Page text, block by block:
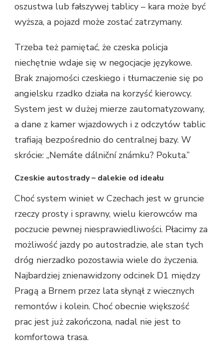
oszustwa lub fałszywej tablicy – kara może być
wyższa, a pojazd może zostać zatrzymany.
Trzeba też pamiętać, że czeska policja
niechętnie wdaje się w negocjacje językowe.
Brak znajomości czeskiego i tłumaczenie się po
angielsku rzadko działa na korzyść kierowcy.
System jest w dużej mierze zautomatyzowany,
a dane z kamer wjazdowych i z odczytów tablic
trafiają bezpośrednio do centralnej bazy. W
skrócie: „Nemáte dálniční známku? Pokuta.”
Czeskie autostrady – dalekie od ideału
Choć system winiet w Czechach jest w gruncie
rzeczy prosty i sprawny, wielu kierowców ma
poczucie pewnej niesprawiedliwości. Płacimy za
możliwość jazdy po autostradzie, ale stan tych
dróg nierzadko pozostawia wiele do życzenia.
Najbardziej znienawidzony odcinek D1 między
Pragą a Brnem przez lata słynął z wiecznych
remontów i kolein. Choć obecnie większość
prac jest już zakończona, nadal nie jest to
komfortowa trasa.